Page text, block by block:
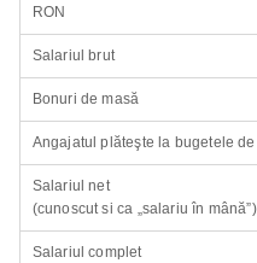
RON
Salariul brut
Bonuri de masă
Angajatul plăteşte la bugetele
Salariul net
(cunoscut si ca „salariu în mână”)
Salariul complet